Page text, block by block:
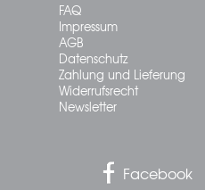
FAQ
Impressum
AGB
Datenschutz
Zahlung und Lieferung
Widerrufsrecht
Newsletter
Facebook